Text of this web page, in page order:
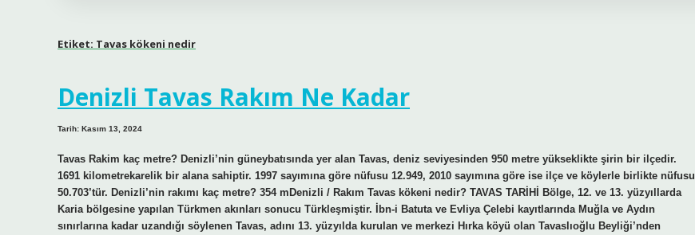
Etiket: Tavas kökeni nedir
Denizli Tavas Rakım Ne Kadar
Tarih: Kasım 13, 2024
Tavas Rakim kaç metre? Denizli’nin güneybatısında yer alan Tavas, deniz seviyesinden 950 metre yükseklikte şirin bir ilçedir.
1691 kilometrekarelik bir alana sahiptir. 1997 sayımına göre nüfusu 12.949, 2010 sayımına göre ise ilçe ve köylerle birlikte nüfusu
50.703’tür. Denizli’nin rakımı kaç metre? 354 mDenizli / Rakım Tavas kökeni nedir? TAVAS TARİHİ Bölge, 12. ve 13. yüzyıllarda
Karia bölgesine yapılan Türkmen akınları sonucu Türkleşmiştir. İbn-i Batuta ve Evliya Çelebi kayıtlarında Muğla ve Aydın
sınırlarına kadar uzandığı söylenen Tavas, adını 13. yüzyılda kurulan ve merkezi Hırka köyü olan Tavaslıoğlu Beyliği’nden